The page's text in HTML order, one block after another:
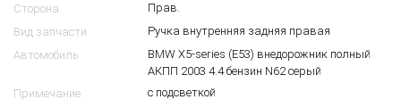
Сторона
Прав.
Вид запчасти
Ручка внутренняя задняя правая
Автомобиль
BMW X5-series (E53) внедорожник полный
АКПП 2003 4.4 бензин N62 серый
Примечание
с подсветкой